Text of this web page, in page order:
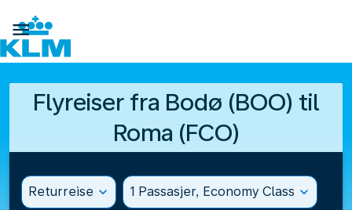

Flyreiser fra Bodø (BOO) til
Roma (FCO)
Returreise expand_more 1 Passasjer, Economy Class expand_more